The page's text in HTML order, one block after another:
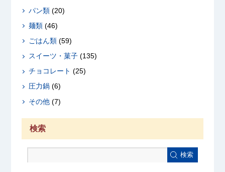
パン類(20)
麺類(46)
ごはん類(59)
スイーツ・菓子(135)
チョコレート (25)
圧力鍋(6)
その他(7)
検索
検索